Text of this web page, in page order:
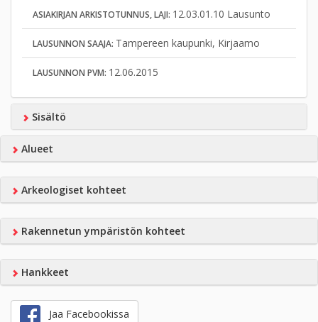
ASIAKIRJAN ARKISTOTUNNUS, LAJI: 12.03.01.10 Lausunto
LAUSUNNON SAAJA: Tampereen kaupunki, Kirjaamo
LAUSUNNON PVM: 12.06.2015
Sisältö
Alueet
Arkeologiset kohteet
Rakennetun ympäristön kohteet
Hankkeet
Jaa Facebookissa